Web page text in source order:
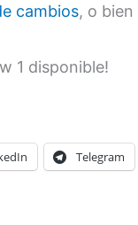
cambios, o bien
Telegram